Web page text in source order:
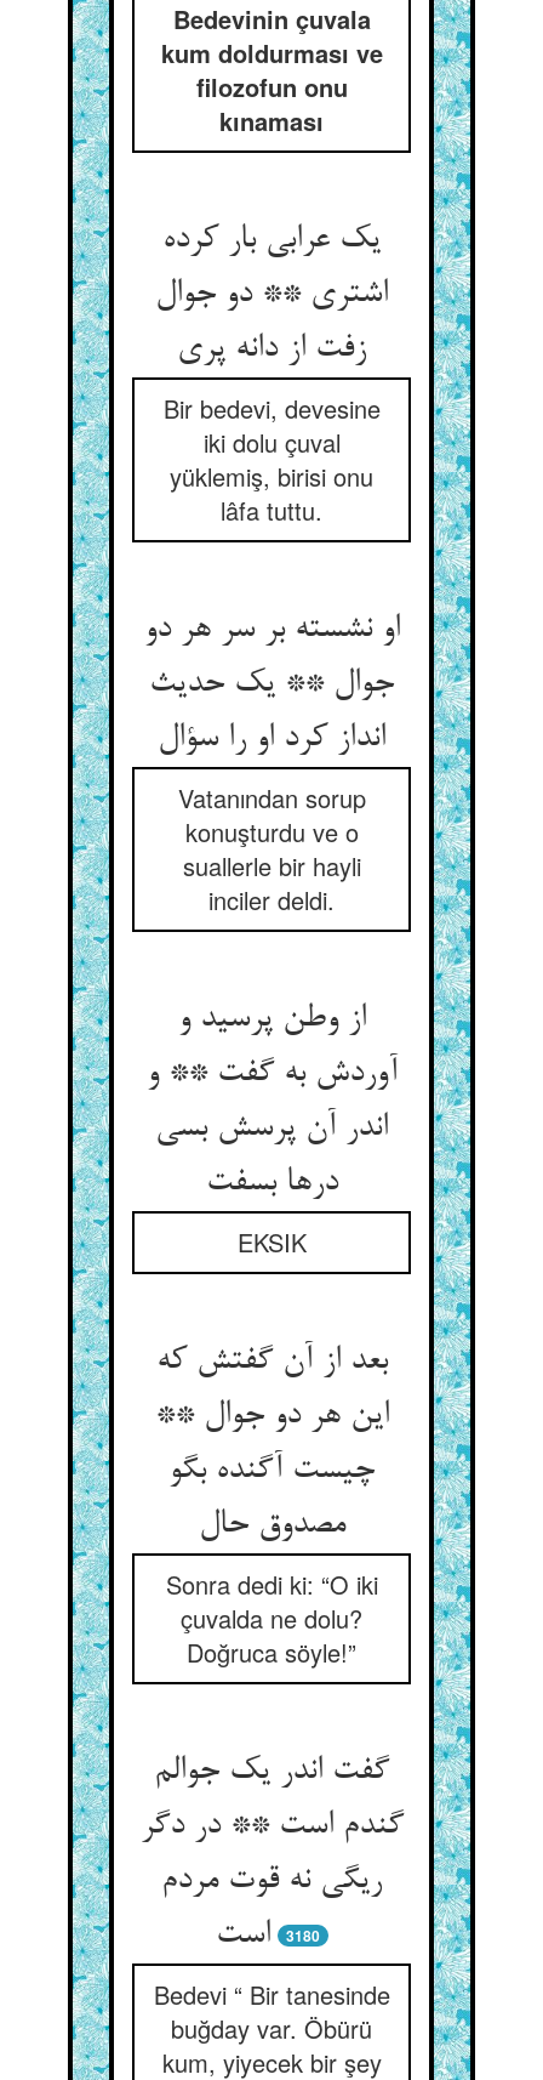
Bedevinin çuvala
kum doldurması ve
filozofun onu
kınaması
یک عرابی بار کرده
اشتری ** دو جوال
زفت از دانه پری‏
Bir bedevi, devesine
iki dolu çuval
yüklemiş, birisi onu
lâfa tuttu.
او نشسته بر سر هر دو
جوال ** یک حدیث
انداز کرد او را سؤال‏
Vatanından sorup
konuşturdu ve o
suallerle bir hayli
inciler deldi.
از وطن پرسید و
آوردش به گفت ** و
اندر آن پرسش بسی
درها بسفت‏
EKSIK
بعد از آن گفتش که
این هر دو جوال **
چیست آگنده بگو
مصدوق حال‏
Sonra dedi ki: “O iki
çuvalda ne dolu?
Doğruca söyle!”
گفت اندر یک جوالم
گندم است ** در دگر
ریگی نه قوت مردم
است‏
3180
Bedevi “ Bir tanesinde
buğday var. Öbürü
kum, yiyecek bir şey